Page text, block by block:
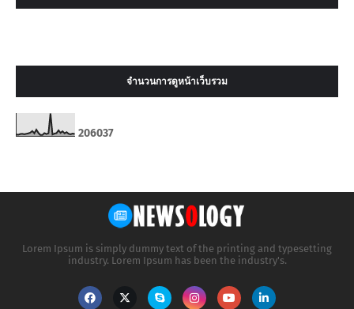
จำนวนการดูหน้าเว็บรวม
206037
Lorem Ipsum is simply dummy text of the printing and typesetting
industry. Lorem Ipsum has been the industry's.